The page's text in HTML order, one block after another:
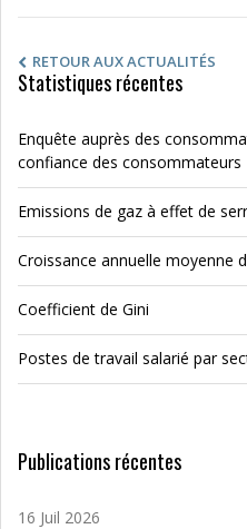
RETOUR AUX ACTUALITÉS
Statistiques récentes
Enquête auprès des
confiance des consommateurs
Emissions de gaz à effet de
Croissance annuelle moyenne
Coefficient de Gini
Postes de travail salarié par
Publications récentes
16 Juil 2026